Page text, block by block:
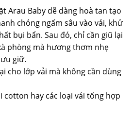
Arau Baby dễ dàng hoà tan tạo
chóng ngấm sâu vào vải, khử
bụi bẩn. Sau đó, chỉ cần giũ lại
phòng mà hương thơm nhẹ
giữ.
cho lớp vải mà không cần dùng
cotton hay các loại vải tổng hợp